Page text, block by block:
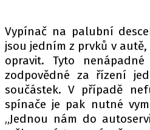
PIT
ČEŠI V
FIA CEZ &
MEZINÁRODNÍ
Vypínač na palubní
jsou jedním z prvků v
opravit. Tyto
zodpovědné za řízení
součástek. V případě
spínače je pak nutné
„Jednou nám do